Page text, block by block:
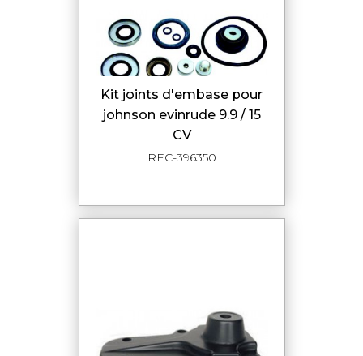
kit joints d'embase pour
johnson evinrude 9.9 / 15
CV
REC-396350